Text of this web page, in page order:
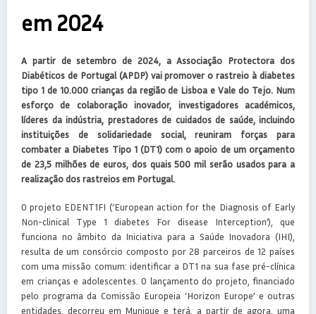
em 2024
A partir de setembro de 2024, a Associação Protectora dos
Diabéticos de Portugal (APDP) vai promover o rastreio à diabetes
tipo 1 de 10.000 crianças da região de Lisboa e Vale do Tejo. Num
esforço de colaboração inovador, investigadores académicos,
líderes da indústria, prestadores de cuidados de saúde, incluindo
instituições de solidariedade social, reuniram forças para
combater a Diabetes Tipo 1 (DT1) com o apoio de um orçamento
de 23,5 milhões de euros, dos quais 500 mil serão usados para a
realização dos rastreios em Portugal.
O projeto EDENT1FI (‘European action for the Diagnosis of Early
Non-clinical Type 1 diabetes For disease Interception’), que
funciona no âmbito da Iniciativa para a Saúde Inovadora (IHI),
resulta de um consórcio composto por 28 parceiros de 12 países
com uma missão comum: identificar a DT1 na sua fase pré-clínica
em crianças e adolescentes. O lançamento do projeto, financiado
pelo programa da Comissão Europeia ‘Horizon Europe’ e outras
entidades, decorreu em Munique e terá, a partir de agora, uma